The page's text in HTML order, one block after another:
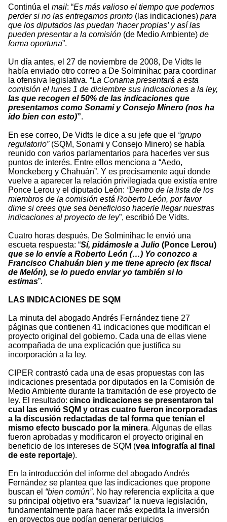
Continúa el mail: “Es más valioso el tiempo que podemos
perder si no las entregamos pronto (las indicaciones) para
que los diputados las puedan ‘hacer propias’ y así las
pueden presentar a la comisión (de Medio Ambiente) de
forma oportuna”.
Un día antes, el 27 de noviembre de 2008, De Vidts le
había enviado otro correo a De Solminihac para coordinar
la ofensiva legislativa. “La Conama presentará a esta
comisión el lunes 1 de diciembre sus indicaciones a la ley,
las que recogen el 50% de las indicaciones que
presentamos como Sonami y Consejo Minero (nos ha
ido bien con esto)”.
En ese correo, De Vidts le dice a su jefe que el “grupo
regulatorio”(SQM, Sonami y Consejo Minero) se había
reunido con varios parlamentarios para hacerles ver sus
puntos de interés. Entre ellos menciona a “Aedo,
Monckeberg y Chahuán”. Y es precisamente aquí donde
vuelve a aparecer la relación privilegiada que existía entre
Ponce Lerou y el diputado León: “Dentro de la lista de los
miembros de la comisión está Roberto León, por favor
dime si crees que sea beneficioso hacerle llegar nuestras
indicaciones al proyecto de ley”, escribió De Vidts.
Cuatro horas después, De Solminihac le envió una
escueta respuesta: “Sí, pidámosle a Julio (Ponce Lerou)
que se lo envíe a Roberto León (…) Yo conozco a
Francisco Chahuán bien y me tiene aprecio (ex fiscal
de Melón), se lo puedo enviar yo también si lo
estimas”.
LAS INDICACIONES DE SQM
La minuta del abogado Andrés Fernández tiene 27
páginas que contienen 41 indicaciones que modifican el
proyecto original del gobierno. Cada una de ellas viene
acompañada de una explicación que justifica su
incorporación a la ley.
CIPER contrastó cada una de esas propuestas con las
indicaciones presentada por diputados en la Comisión de
Medio Ambiente durante la tramitación de ese proyecto de
ley. El resultado: cinco indicaciones se presentaron tal
cual las envió SQM y otras cuatro fueron incorporadas
a la discusión redactadas de tal forma que tenían el
mismo efecto buscado por la minera. Algunas de ellas
fueron aprobadas y modificaron el proyecto original en
beneficio de los intereses de SQM (vea infografía al final
de este reportaje).
En la introducción del informe del abogado Andrés
Fernández se plantea que las indicaciones que propone
buscan el “bien común”. No hay referencia explícita a que
su principal objetivo era “suavizar” la nueva legislación,
fundamentalmente para hacer más expedita la inversión
en proyectos que podían generar perjuicios